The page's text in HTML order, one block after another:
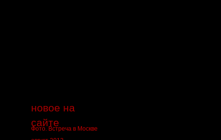
новое на
сайте
Фото. Встреча в Москве